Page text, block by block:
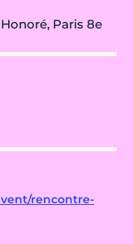
Paris 8e
rencontre-